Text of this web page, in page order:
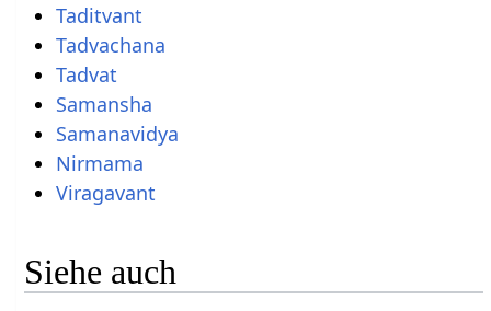
Taditvant
Tadvachana
Tadvat
Samansha
Samanavidya
Nirmama
Viragavant
Siehe auch